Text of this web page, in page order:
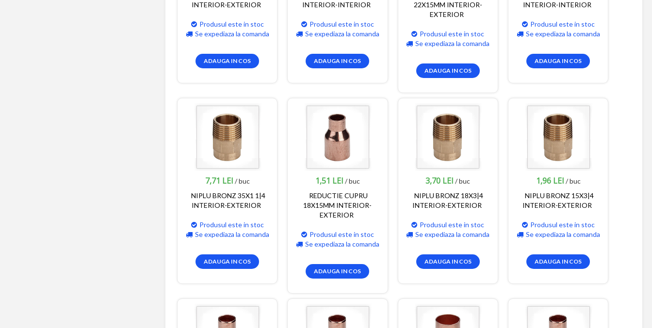
INTERIOR-EXTERIOR
Produsul este in stoc
Se expediaza la comanda
ADAUGA IN COS
INTERIOR-INTERIOR
Produsul este in stoc
Se expediaza la comanda
ADAUGA IN COS
22X15MM INTERIOR-
EXTERIOR
Produsul este in stoc
Se expediaza la comanda
ADAUGA IN COS
INTERIOR-INTERIOR
Produsul este in stoc
Se expediaza la comanda
ADAUGA IN COS
7,71 LEI / buc
NIPLU BRONZ 35X1 1|4
INTERIOR-EXTERIOR
Produsul este in stoc
Se expediaza la comanda
ADAUGA IN COS
1,51 LEI / buc
REDUCTIE CUPRU
18X15MM INTERIOR-
EXTERIOR
Produsul este in stoc
Se expediaza la comanda
ADAUGA IN COS
3,70 LEI / buc
NIPLU BRONZ 18X3|4
INTERIOR-EXTERIOR
Produsul este in stoc
Se expediaza la comanda
ADAUGA IN COS
1,96 LEI / buc
NIPLU BRONZ 15X3|4
INTERIOR-EXTERIOR
Produsul este in stoc
Se expediaza la comanda
ADAUGA IN COS